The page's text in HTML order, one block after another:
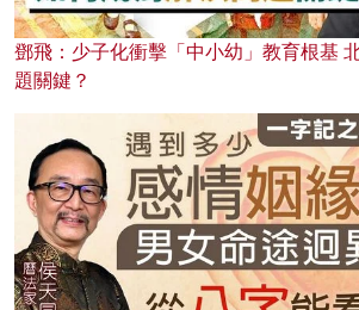
鄧飛：少子化衝擊「中小幼」教育根基
題關鍵？